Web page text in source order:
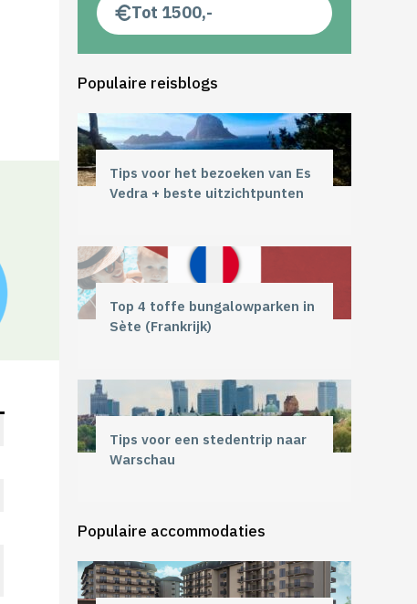
Tot 1500,-
Populaire reisblogs
Tips voor het bezoeken van Es
Vedra + beste uitzichtpunten
Top 4 toffe bungalowparken in
Sète (Frankrijk)
Tips voor een stedentrip naar
Warschau
Populaire accommodaties